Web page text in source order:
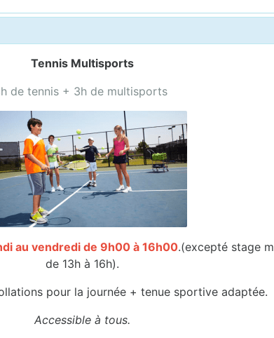
Tennis Multisports
de tennis + 3h de multisports
au vendredi de 9h00 à 16h00.(excepté stage
de 13h à 16h).
pour la journée + tenue sportive adaptée.
Accessible à tous.